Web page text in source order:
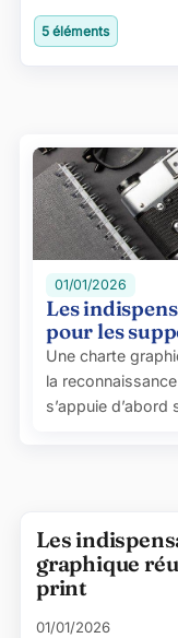
5 éléments
01/01/2026
Les
pour les
Une charte
la
s’appuie d’abord
Articles
Les
graphique
print
01/01/2026